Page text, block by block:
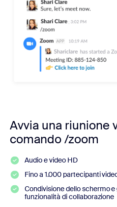
Avvia una riunione
comando /zoom
Audio e video HD
Fino a 1.000 partecipanti
Condivisione dello schermo
funzionalità di collaborazione